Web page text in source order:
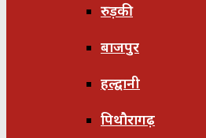
रुड़की
बाजपुर
हल्द्वानी
पिथौरागढ़